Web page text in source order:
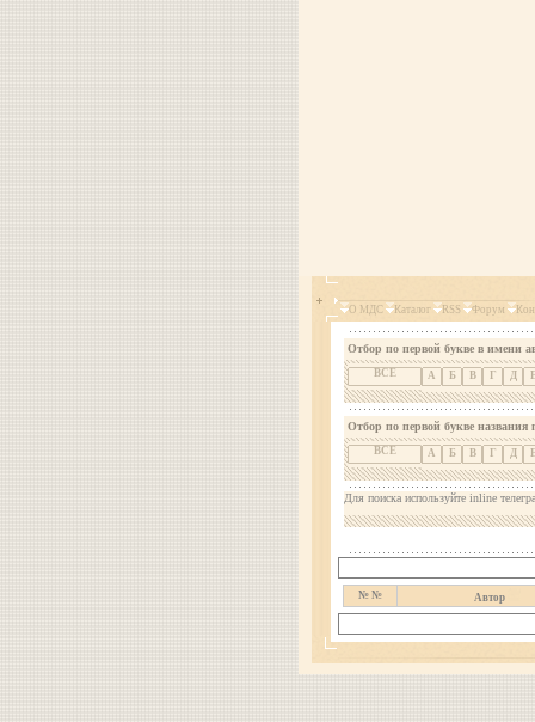
О МДС Каталог RSS Форум
Отбор по первой букве в имени
ВСЕ А Б В Г Д
Отбор по первой букве названия
ВСЕ А Б В Г Д
Для поиска используйте inline
№ № Автор